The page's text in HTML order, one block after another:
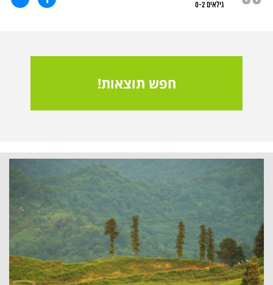
גילאים 0-2
חפש תוצאות!